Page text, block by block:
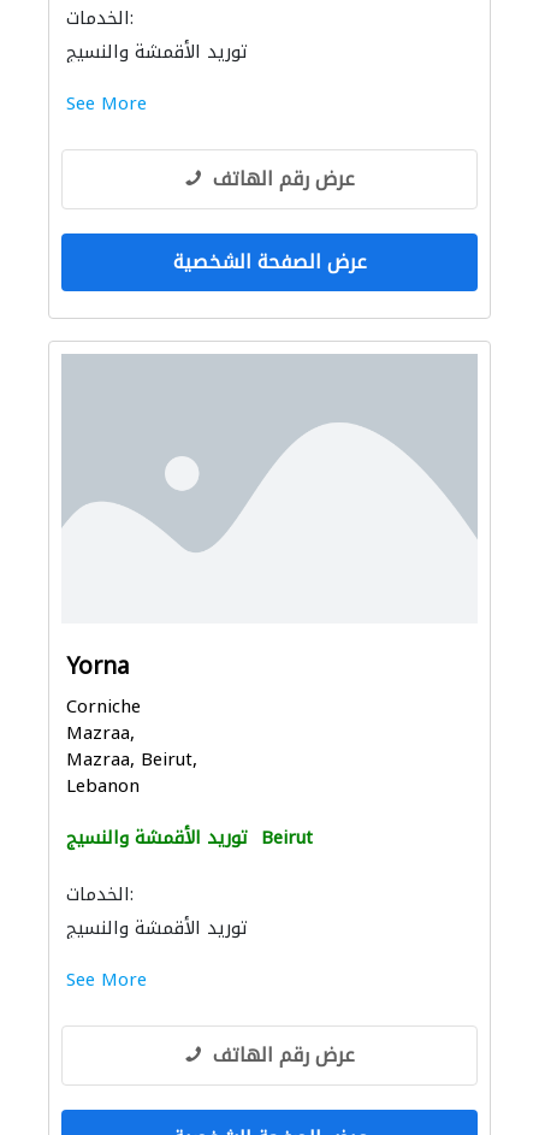
الخدمات:
توريد الأقمشة والنسيج
See More
عرض رقم الهاتف
عرض الصفحة الشخصية
Yorna
Corniche
Mazraa,
Mazraa, Beirut,
Lebanon
توريد الأقمشة والنسيج Beirut
الخدمات:
توريد الأقمشة والنسيج
See More
عرض رقم الهاتف